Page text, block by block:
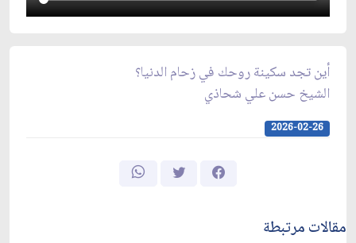
أين تجد سكينة روحك في زحام الدنيا؟
الشيخ حسن علي شحاذي
2026-02-26
مقالات مرتبطة